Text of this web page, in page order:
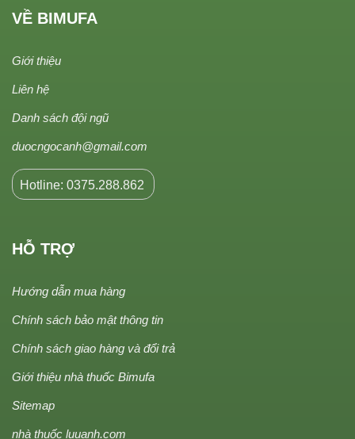
VỀ BIMUFA
Giới thiệu
Liên hệ
Danh sách đội ngũ
duocngocanh@gmail.com
Hotline: 0375.288.862
HỖ TRỢ
Hướng dẫn mua hàng
Chính sách bảo mật thông tin
Chính sách giao hàng và đổi trả
Giới thiệu nhà thuốc Bimufa
Sitemap
nhà thuốc luuanh.com